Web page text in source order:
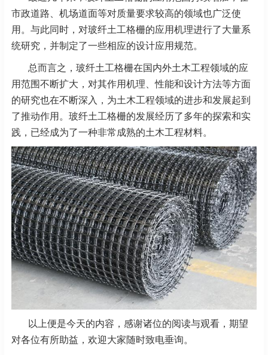
市政道路、机场道面等对质量要求较高的领域也广泛使
用。与此同时，对玻纤土工格栅的应用机理进行了大量系
统研究，并制定了一些相应的设计应用规范。
总而言之，玻纤土工格栅在国内外土木工程领域的应
用范围不断扩大，对其作用机理、性能和设计方法等方面
的研究也在不断深入，为土木工程领域的进步和发展起到
了推动作用。玻纤土工格栅的发展经历了多年的探索和实
践，已经成为了一种非常成熟的土木工程材料。
以上便是今天的内容，感谢诸位的阅读与观看，期望
对各位有所助益，欢迎大家随时致电垂询。